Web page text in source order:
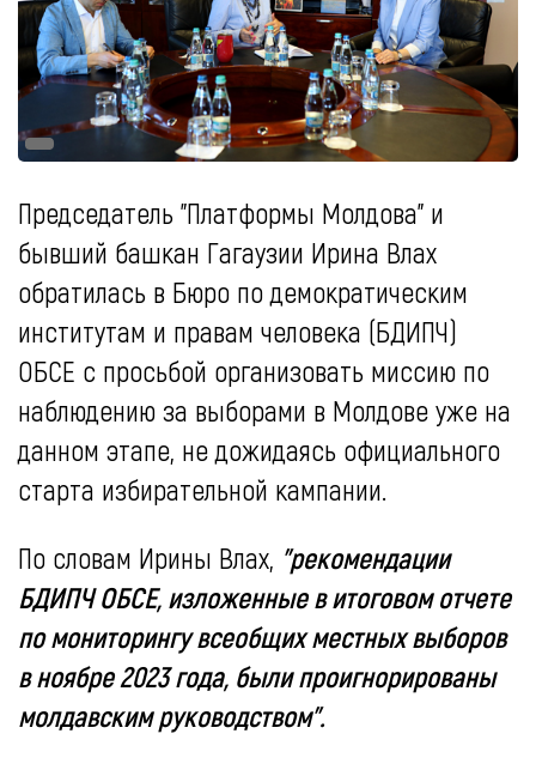
Председатель "Платформы Молдова" и
бывший башкан Гагаузии Ирина Влах
обратилась в Бюро по демократическим
институтам и правам человека (БДИПЧ)
ОБСЕ с просьбой организовать миссию по
наблюдению за выборами в Молдове уже на
данном этапе, не дожидаясь официального
старта избирательной кампании.
По словам Ирины Влах, "рекомендации
БДИПЧ ОБСЕ, изложенные в итоговом отчете
по мониторингу всеобщих местных выборов
в ноябре 2023 года, были проигнорированы
молдавским руководством".